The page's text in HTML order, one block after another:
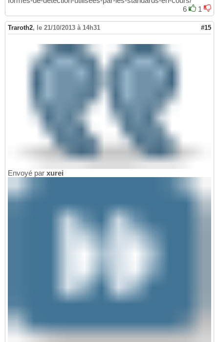
6
1
Traroth2, le 21/10/2013 à 14h31 #15
Envoyé par xurei